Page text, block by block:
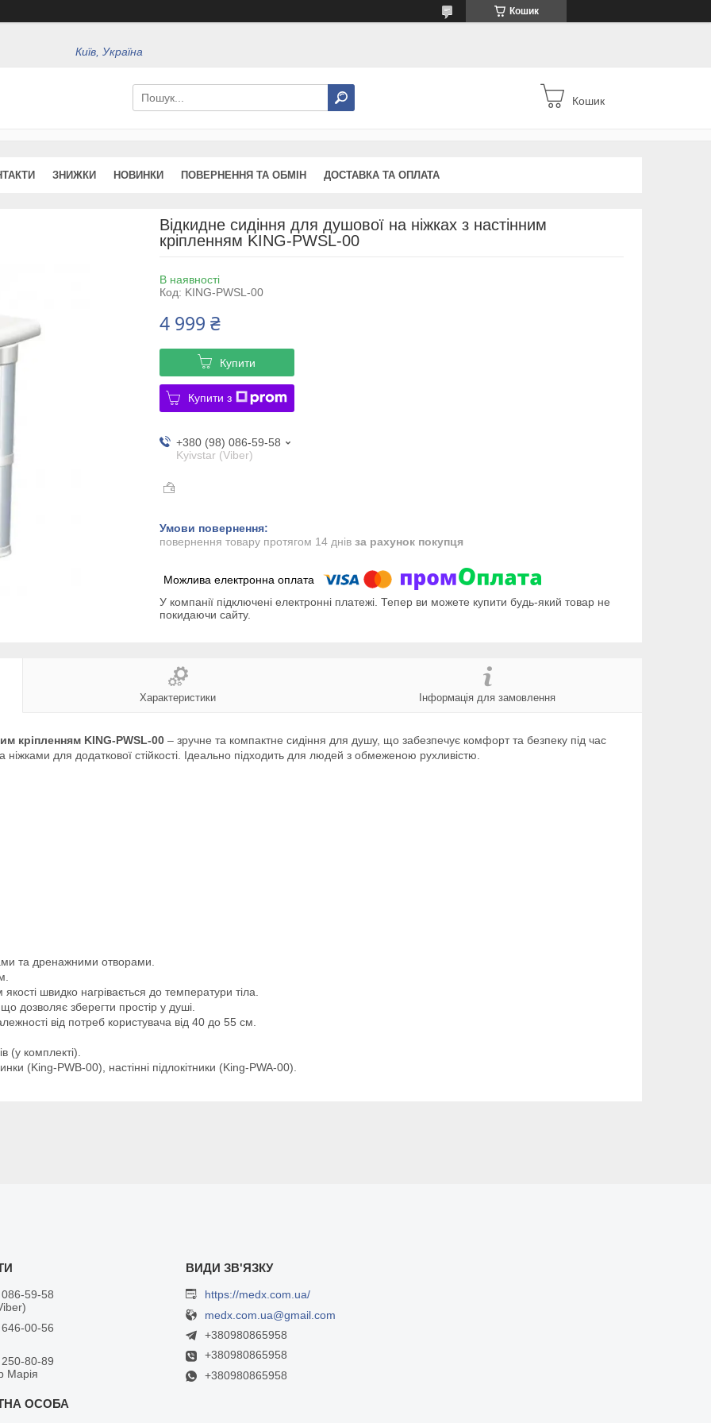
Кошик
Київ, Україна
Кошик
ЗНИЖКИ НОВИНКИ ПОВЕРНЕННЯ ТА ОБМІН ДОСТАВКА ТА ОПЛАТА
Відкидне сидіння для душової на ніжках з настінним
кріпленням KING-PWSL-00
В наявності
Код: KING-PWSL-00
4 999 ₴
Купити
Купити з
+380 (98) 086-59-58
Kyivstar (Viber)
повернення товару протягом 14 днів за рахунок покупця
У компанії підключені електронні платежі. Тепер ви можете купити будь-який товар не
покидаючи сайту.
Характеристики Інформація для замовлення
кріпленням KING-PWSL-00 – зручне та компактне сидіння для душу, що забезпечує комфорт та безпеку під час
для додаткової стійкості. Ідеально підходить для людей з обмеженою рухливістю.
та дренажними отворами.
якості швидко нагрівається до температури тіла.
дозволяє зберегти простір у душі.
від потреб користувача від 40 до 55 см.
(у комплекті).
(King-PWB-00), настінні підлокітники (King-PWA-00).
59-58
00-56
80-89
Марія
https://medx.com.ua/
medx.com.ua@gmail.com
+380980865958
+380980865958
+380980865958